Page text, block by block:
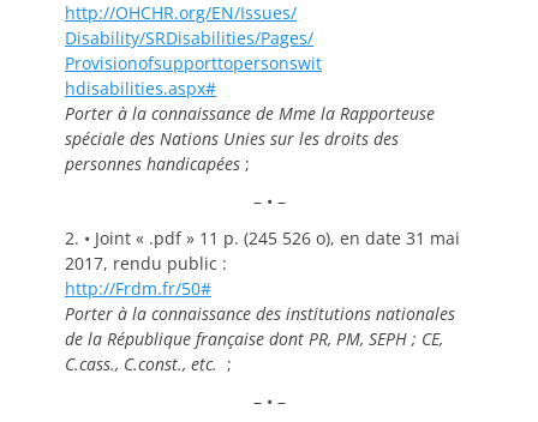
http://OHCHR.org/EN/Issues/
Disability/SRDisabilities/Pages/
Provisionofsupporttopersonswit
hdisabilities.aspx#
Porter à la connaissance de Mme la Rapporteuse
spéciale des Nations Unies sur les droits des
personnes handicapées ;
– • –
2. • Joint « .pdf » 11 p. (245 526 o), en date 31 mai
2017, rendu public :
http://Frdm.fr/50#
Porter à la connaissance des institutions nationales
de la République française dont PR, PM, SEPH ; CE,
C.cass., C.const., etc. ;
– • –